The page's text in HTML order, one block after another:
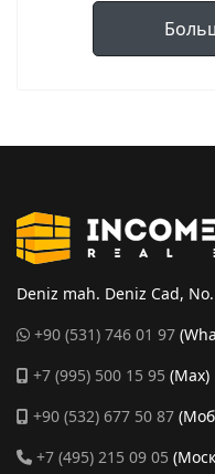
Deniz mah. Deniz Cad,
+90 (531) 746 01 97
+7 (995) 500 15 95 (Max)
+90 (532) 677 50 87
+7 (495) 215 09 05